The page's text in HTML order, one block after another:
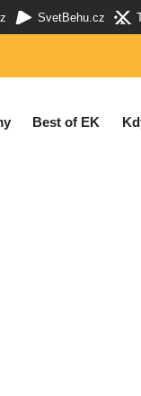
SvetBehu.cz
Best of EK